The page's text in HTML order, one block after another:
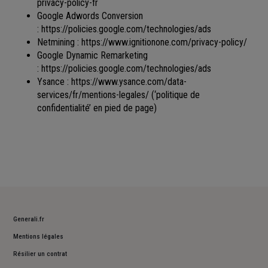
privacy-policy-fr
Google Adwords Conversion
: https://policies.google.com/technologies/ads
Netmining : https://www.ignitionone.com/privacy-policy/
Google Dynamic Remarketing
: https://policies.google.com/technologies/ads
Ysance : https://www.ysance.com/data-
services/fr/mentions-legales/ (‘politique de
confidentialité’ en pied de page)
Generali.fr
Mentions légales
Résilier un contrat